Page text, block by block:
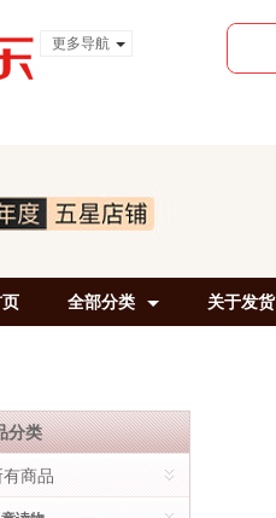
更多导航
全部分类 关于发货
分类
有商品